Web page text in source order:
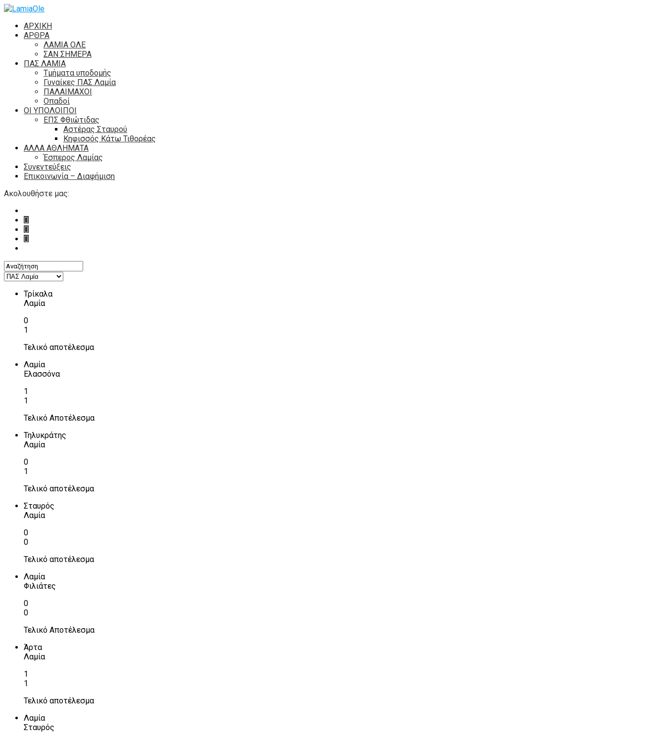
ΑΡΧΙΚΗ
ΑΡΘΡΑ
ΛΑΜΙΑ ΟΛΕ
ΣΑΝ ΣΗΜΕΡΑ
ΠΑΣ ΛΑΜΙΑ
Τμήματα υποδομής
Γυναίκες ΠΑΣ Λαμία
ΠΑΛΑΙΜΑΧΟΙ
Οπαδοί
ΟΙ ΥΠΟΛΟΙΠΟΙ
ΕΠΣ Φθιώτιδας
Αστέρας Σταυρού
Κηφισσός Κάτω Τιθορέας
ΑΛΛΑ ΑΘΛΗΜΑΤΑ
Έσπερος Λαμίας
Συνεντεύξεις
Επικοινωνία – Διαφήμιση
Ακολουθήστε μας:
Τρίκαλα
Λαμία
0
1
Τελικό αποτέλεσμα
Λαμία
Ελασσόνα
1
1
Τελικό Αποτέλεσμα
Τηλυκράτης
Λαμία
0
1
Τελικό αποτέλεσμα
Σταυρός
Λαμία
0
0
Τελικό αποτέλεσμα
Λαμία
Φιλιάτες
0
0
Τελικό Αποτέλεσμα
Άρτα
Λαμία
1
1
Τελικό αποτέλεσμα
Λαμία
Σταυρός